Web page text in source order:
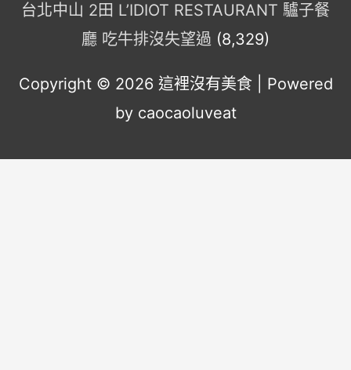
台北中山 2田 L’IDIOT RESTAURANT 驢子餐
廳 吃牛排沒失望過 (8,329)
Copyright © 2026 這裡沒有美食 | Powered
by caocaoluveat